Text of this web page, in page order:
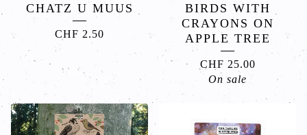
CHATZ U MUUS
CHF 2.50
BIRDS WITH
CRAYONS ON
APPLE TREE
CHF 25.00
On sale